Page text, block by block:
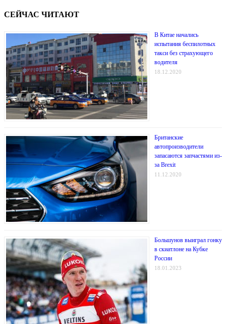
СЕЙЧАС ЧИТАЮТ
В Китае начались
испытания беспилотных
такси без страхующего
водителя
18.12.2020
Британские
автопроизводители
запасаются запчастями из-
за Brexit
11.12.2020
Большунов выиграл гонку
в скиатлоне на Кубке
России
18.01.2023